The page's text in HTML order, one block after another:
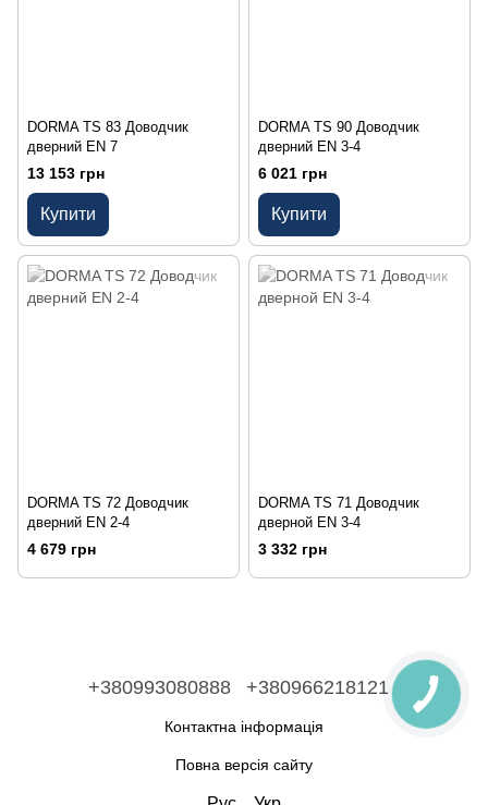
DORMA TS 83 Доводчик
дверний EN 7
13 153 грн
Купити
DORMA TS 90 Доводчик
дверний EN 3-4
6 021 грн
Купити
DORMA TS 72 Доводчик
дверний EN 2-4
4 679 грн
DORMA TS 71 Доводчик
дверной EN 3-4
3 332 грн
+380993080888 +380966218121
Контактна інформація
Повна версія сайту